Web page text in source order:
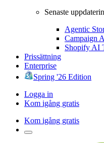
Senaste
Agentic
Campaign
Shopify AI
Prissättning
Enterprise
Spring '26 Edition
Logga in
Kom igång gratis
Kom igång gratis